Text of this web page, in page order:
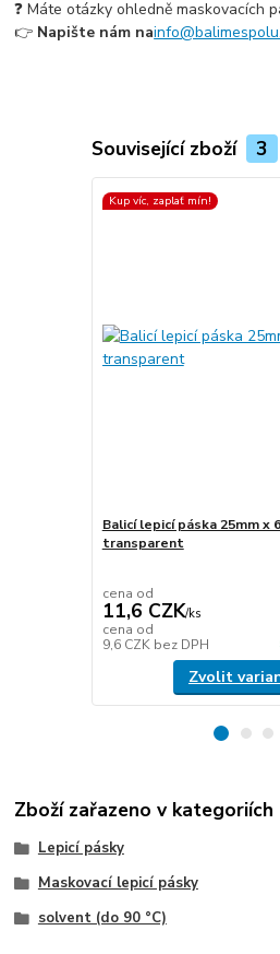
❓ Máte otázky ohledně maskovacích
👉 Napište nám na
Související zboží 3
Kup víc, zaplať mín!
Balicí lepicí páska 25mm x
transparent
cena od
11,6 CZK/ks
cena od
9,6 CZK bez DPH
Zvolit
Zboží zařazeno v kategoriích
Lepicí pásky
Maskovací lepicí pásky
solvent (do 90 °C)